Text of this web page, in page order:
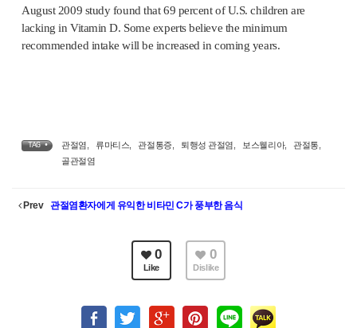
August 2009 study found that 69 percent of U.S. children are
lacking in Vitamin D. Some experts believe the minimum
recommended intake will be increased in coming years.
TAG • 관절염 류마티스 관절통증 퇴행성 관절염 보스웰리아, 관절통
골관절염
Prev 관절염환자에게 유익한 비타민 C가 풍부한 음식
0
Like
0
Dislike